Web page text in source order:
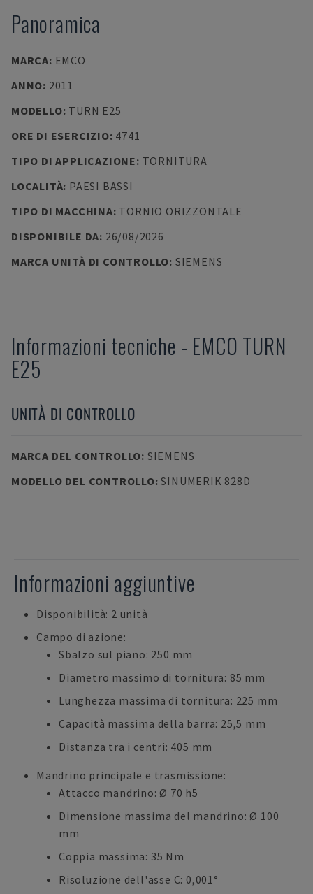
Panoramica
MARCA: EMCO
ANNO: 2011
MODELLO: TURN E25
ORE DI ESERCIZIO: 4741
TIPO DI APPLICAZIONE: TORNITURA
LOCALITÀ: PAESI BASSI
TIPO DI MACCHINA: TORNIO ORIZZONTALE
DISPONIBILE DA: 26/08/2026
MARCA UNITÀ DI CONTROLLO: SIEMENS
Informazioni tecniche - EMCO TURN
E25
UNITÀ DI CONTROLLO
MARCA DEL CONTROLLO: SIEMENS
MODELLO DEL CONTROLLO:SINUMERIK 828D
Informazioni aggiuntive
Disponibilità: 2 unità
Campo di azione:
Sbalzo sul piano: 250 mm
Diametro massimo di tornitura: 85 mm
Lunghezza massima di tornitura: 225 mm
Capacità massima della barra: 25,5 mm
Distanza tra i centri: 405 mm
Mandrino principale e trasmissione:
Attacco mandrino: Ø 70 h5
Dimensione massima del mandrino: Ø 100
mm
Coppia massima: 35 Nm
Risoluzione dell'asse C: 0,001°